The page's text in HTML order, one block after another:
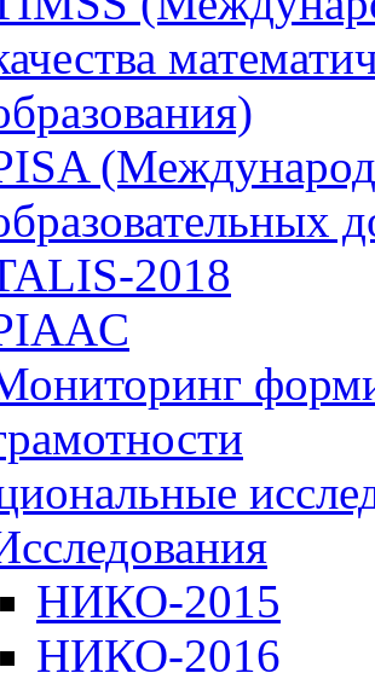
2018
НИКО-2015
НИКО-2016